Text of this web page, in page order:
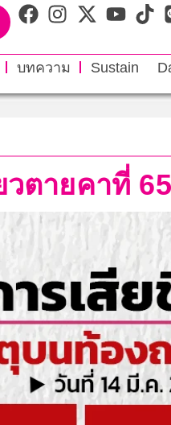
บทความ Sustain
วตายคาที่